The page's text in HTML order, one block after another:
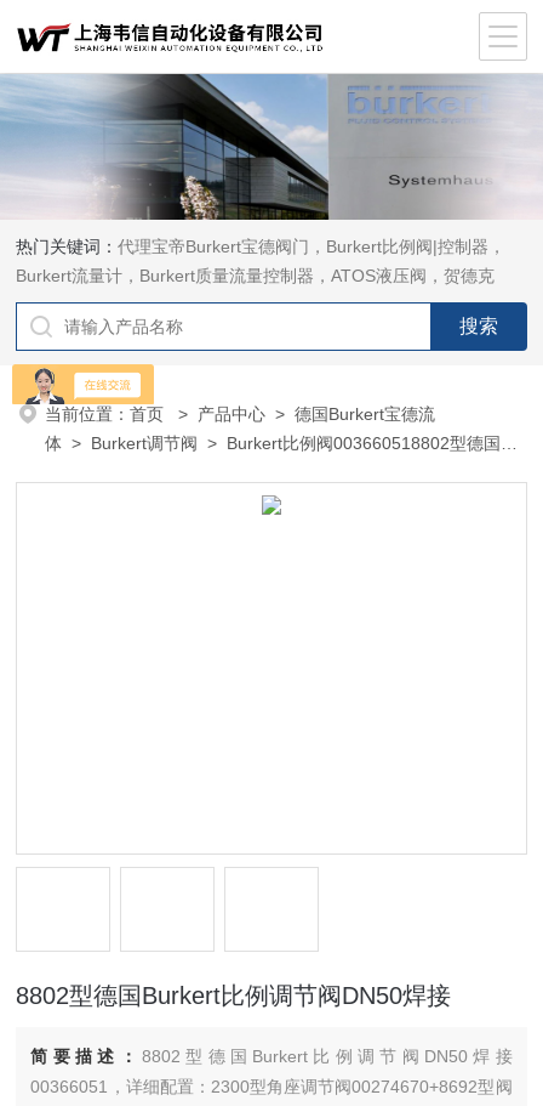
热门关键词：代理宝帝Burkert宝德阀门，Burkert比例阀|控制器，
Burkert流量计，Burkert质量流量控制器，ATOS液压阀，贺德克
HYDAC传感器，ASCO电磁阀，ASCO阀门，REXROTH力士乐阀
泵，安沃驰Aventics电磁阀|气缸，Samson萨姆森定位器
当前位置：首页 > 产品中心 >德国Burkert宝德流
体 > Burkert调节阀 > Burkert比例阀003660518802型德国
8802型德国Burkert比例调节阀DN50焊接
简要描述： 8802型德国Burkert比例调节阀DN50焊接
00366051，详细配置：2300型角座调节阀00274670+8692型阀